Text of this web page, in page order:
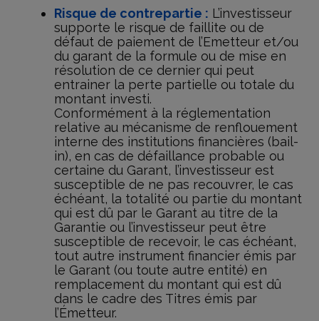
Risque de contrepartie : L’investisseur
supporte le risque de faillite ou de
défaut de paiement de l’Emetteur et/ou
du garant de la formule ou de mise en
résolution de ce dernier qui peut
entrainer la perte partielle ou totale du
montant investi.
Conformément à la réglementation
relative au mécanisme de renflouement
interne des institutions financières (bail-
in), en cas de défaillance probable ou
certaine du Garant, l’investisseur est
susceptible de ne pas recouvrer, le cas
échéant, la totalité ou partie du montant
qui est dû par le Garant au titre de la
Garantie ou l’investisseur peut être
susceptible de recevoir, le cas échéant,
tout autre instrument financier émis par
le Garant (ou toute autre entité) en
remplacement du montant qui est dû
dans le cadre des Titres émis par
l’Émetteur.